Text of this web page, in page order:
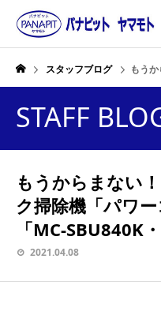
スタッフブログ もうからまない
STAFF
もうからまない
ク掃除機「パワ
「MC-SBU840K
2021.04.08